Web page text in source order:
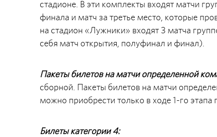
стадионе. В эти комплекты входят матчи
финала и матч за третье место, которые
на стадион «Лужники» входят 3 матча
себя матч открытия, полуфинал и финал).
Пакеты билетов на матчи определенной
сборной. Пакеты билетов на матчи
можно приобрести только в ходе 1-го этапа
Билеты категории 4: